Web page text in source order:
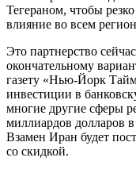
Тегераном, чтобы
влияние во всем
Это партнерство
окончательному
газету «Нью-Йорк
инвестиции в
многие другие сферы
миллиардов долларов
Взамен Иран будет
со скидкой.